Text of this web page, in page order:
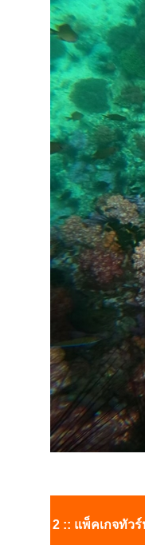
2 :: แพ็คเกจทัว